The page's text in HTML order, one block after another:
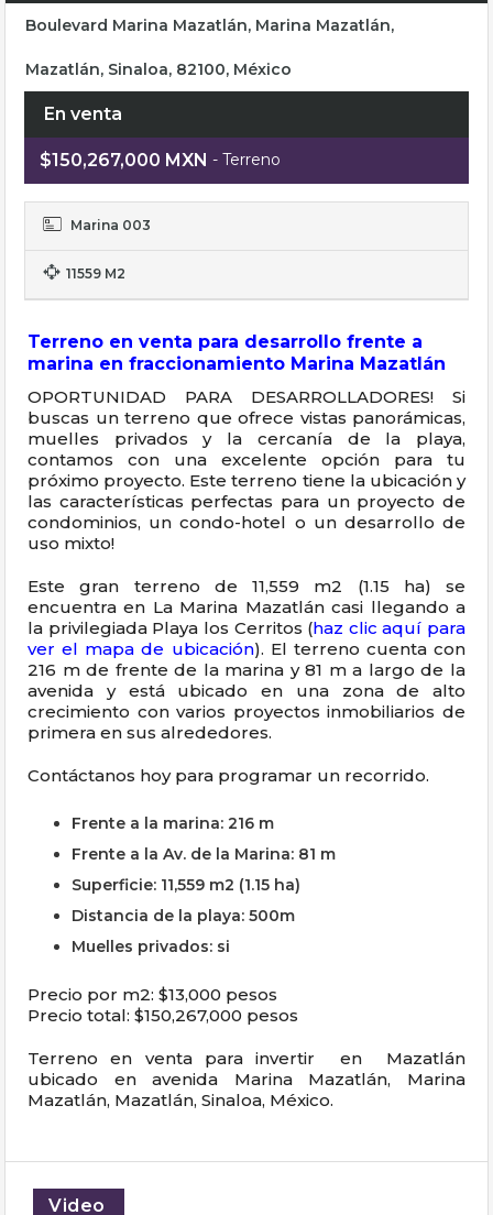
Boulevard Marina Mazatlán, Marina Mazatlán,
Mazatlán, Sinaloa, 82100, México
En venta
$150,267,000 MXN - Terreno
Marina 003
11559 M2
Terreno en venta para desarrollo frente a
marina en fraccionamiento Marina Mazatlán
OPORTUNIDAD PARA DESARROLLADORES! Si
buscas un terreno que ofrece vistas panorámicas,
muelles privados y la cercanía de la playa,
contamos con una excelente opción para tu
próximo proyecto. Este terreno tiene la ubicación y
las características perfectas para un proyecto de
condominios, un condo-hotel o un desarrollo de
uso mixto!
Este gran terreno de 11,559 m2 (1.15 ha) se
encuentra en La Marina Mazatlán casi llegando a
la privilegiada Playa los Cerritos (haz clic aquí para
ver el mapa de ubicación). El terreno cuenta con
216 m de frente de la marina y 81 m a largo de la
avenida y está ubicado en una zona de alto
crecimiento con varios proyectos inmobiliarios de
primera en sus alrededores.
Contáctanos hoy para programar un recorrido.
Frente a la marina: 216 m
Frente a la Av. de la Marina: 81 m
Superficie: 11,559 m2 (1.15 ha)
Distancia de la playa: 500m
Muelles privados: si
Precio por m2: $13,000 pesos
Precio total: $150,267,000 pesos
Terreno en venta para invertir en Mazatlán
ubicado en avenida Marina Mazatlán, Marina
Mazatlán, Mazatlán, Sinaloa, México.
Video